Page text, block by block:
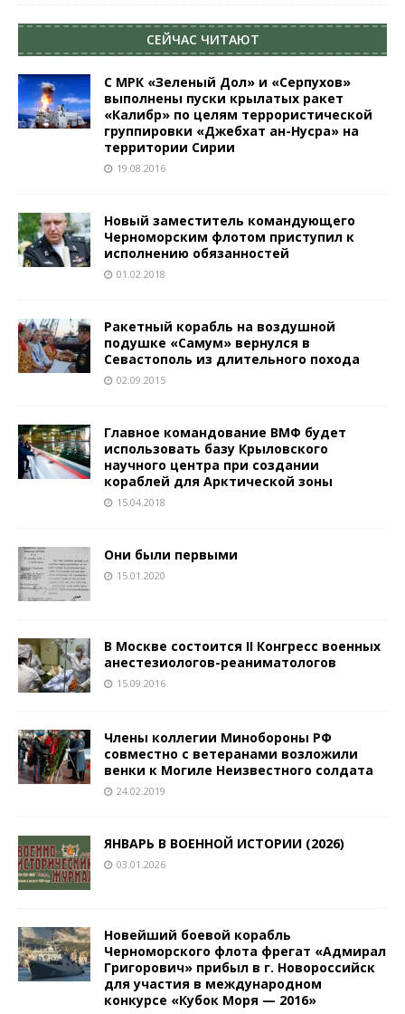
СЕЙЧАС ЧИТАЮТ
С МРК «Зеленый Дол» и «Серпухов»
выполнены пуски крылатых ракет
«Калибр» по целям террористической
группировки «Джебхат ан-Нусра» на
территории Сирии
19.08.2016
Новый заместитель командующего
Черноморским флотом приступил к
исполнению обязанностей
01.02.2018
Ракетный корабль на воздушной
подушке «Самум» вернулся в
Севастополь из длительного похода
02.09.2015
Главное командование ВМФ будет
использовать базу Крыловского
научного центра при создании
кораблей для Арктической зоны
15.04.2018
Они были первыми
15.01.2020
В Москве состоится II Конгресс военных
анестезиологов-реаниматологов
15.09.2016
Члены коллегии Минобороны РФ
совместно с ветеранами возложили
венки к Могиле Неизвестного солдата
24.02.2019
ЯНВАРЬ В ВОЕННОЙ ИСТОРИИ (2026)
03.01.2026
Новейший боевой корабль
Черноморского флота фрегат «Адмирал
Григорович» прибыл в г. Новороссийск
для участия в международном
конкурсе «Кубок Моря — 2016»